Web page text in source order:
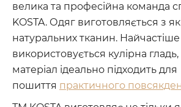
велика та професійна команда
KOSTA. Одяг виготовляється з
натуральних тканин. Найчастіше
використовується кулірна
матеріал ідеально підходить для
пошиття практичного